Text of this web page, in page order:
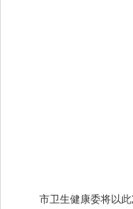
市卫生健康委将以